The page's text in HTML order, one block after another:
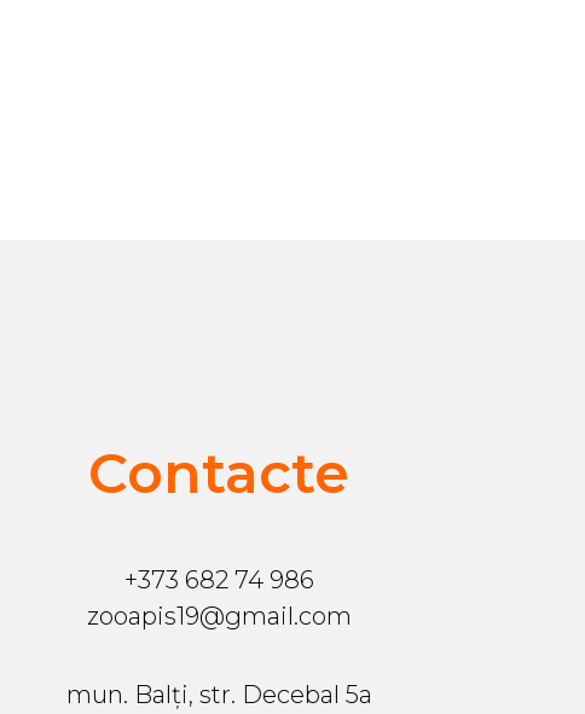
Contacte
+373 682 74 986
zooapis19@gmail.com
mun. Balți, str. Decebal 5a